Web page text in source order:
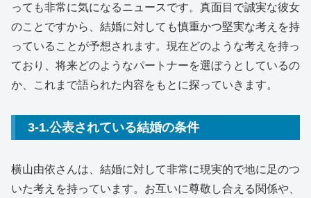
っても非常に気になるニュースです。真面目で誠実な彼女
のことですから、結婚に対しても慎重かつ堅実な考えを持
っていることが予想されます。現在どのような考えを持っ
ており、将来どのようなパートナーを選ぼうとしているの
か、これまで語られた内容をもとに探っていきます。
3-1.公表されている結婚の条件
横山由依さんは、結婚に対して非常に現実的で地に足のつ
いた考えを持っています。お互いに尊敬し合える関係や、